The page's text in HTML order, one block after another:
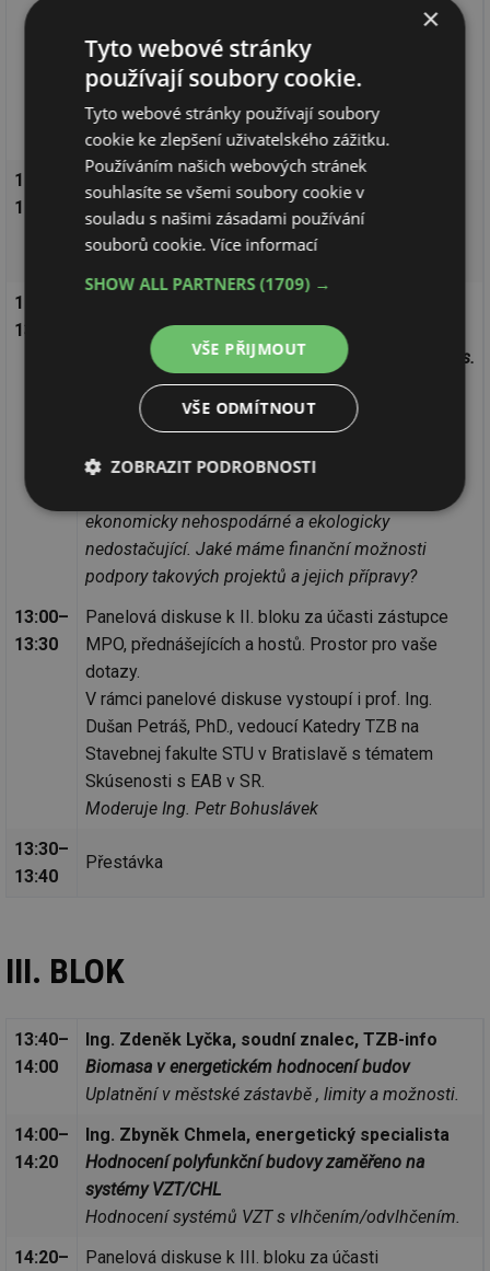
Vzhledem k avizovanému neschválení státního
rozpočtu a rozpočtu SFŽP ČR na rok 2022 do
konce letošního roku bude pravděpodobně pro
první měsíce roku 2022 zaveden režim
rozpočtového provizoria.
12:20–
12:40
Nové podmínky programu NOVÁ ZELENÁ
ÚSPORÁM
Zaměření na odbornou veřejnost - bytové domy a
12:40–
13:00
Finanční nástroje pro financování energeticky
úsporných projektů – Národní rozvojová banka, a.s.
Budovy jsou největším spotřebitelem energie v
Evropské unii. Často se řeší, co udělat pro to, aby
byly nové stavby technologicky moderní a
nákladově efektivní. Větší problém ovšem
ekonomicky nehospodárné a ekologicky
nedostačující. Jaké máme finanční možnosti
podpory takových projektů a jejich přípravy?
13:00–
13:30
Panelová diskuse k II. bloku za účasti zástupce
MPO, přednášejících a hostů. Prostor pro vaše
dotazy.
V rámci panelové diskuse vystoupí i prof. Ing.
Dušan Petráš, PhD., vedoucí Katedry TZB na
Stavebnej fakulte STU v Bratislavě s tématem
Skúsenosti s EAB v SR.
Moderuje Ing. Petr Bohuslávek
13:30–
13:40
Přestávka
III. BLOK
13:40–
14:00
Ing. Zdeněk Lyčka, soudní znalec, TZB-info
Biomasa v energetickém hodnocení budov
Uplatnění v městské zástavbě , limity a možnosti.
14:00–
14:20
Ing. Zbyněk Chmela, energetický specialista
Hodnocení polyfunkční budovy zaměřeno na
systémy VZT/CHL
Hodnocení systémů VZT s vlhčením/odvlhčením.
14:20–
Panelová diskuse k III. bloku za účasti
×
Tyto webové stránky
používají soubory cookie.
Tyto webové stránky používají soubory
cookie ke zlepšení uživatelského zážitku.
Používáním našich webových stránek
souhlasíte se všemi soubory cookie v
souladu s našimi zásadami používání
souborů cookie.Více informací
SHOW ALL PARTNERS(1709) →
VŠE PŘIJMOUT
VŠE ODMÍTNOUT
ZOBRAZIT PODROBNOSTI
Nezbytně
nutné
soubory
Výkonové
soubory
Soubory
cílení
Funkční soubory
Nezařazené
soubory
Nezbytně nutné soubory
Výkonové soubory
nezbytně nutných souborů cookie správně používat.
g_state
.forum.tzb-
info.cz
Zavřením
g_csrf_token
.forum.tzb-
Zavřením
id
konference.tzb-
1 rok
_hjAbsoluteSessionInProgress
Hotjar Ltd